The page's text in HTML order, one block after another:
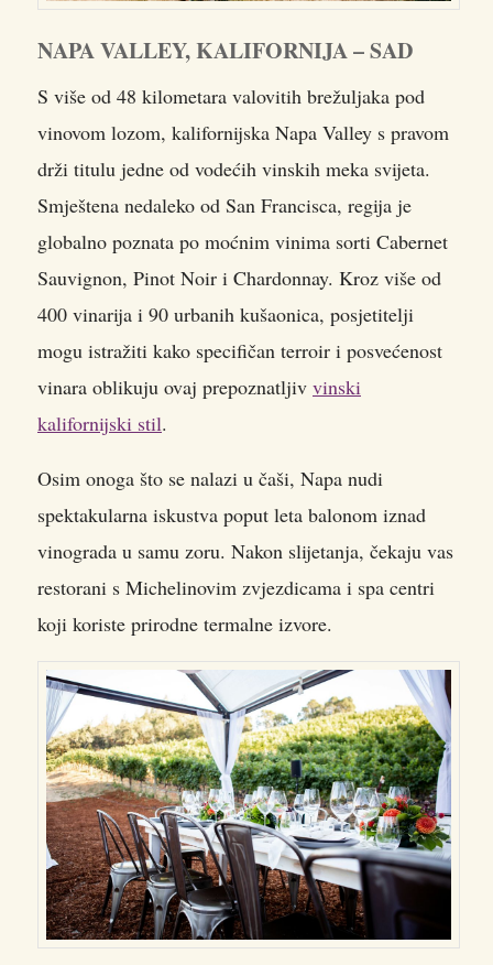
NAPA VALLEY, KALIFORNIJA – SAD
S više od 48 kilometara valovitih brežuljaka pod
vinovom lozom, kalifornijska Napa Valley s pravom
drži titulu jedne od vodećih vinskih meka svijeta.
Smještena nedaleko od San Francisca, regija je
globalno poznata po moćnim vinima sorti Cabernet
Sauvignon, Pinot Noir i Chardonnay. Kroz više od
400 vinarija i 90 urbanih kušaonica, posjetitelji
mogu istražiti kako specifičan terroir i posvećenost
vinara oblikuju ovaj prepoznatljiv vinski
kalifornijski stil.
Osim onoga što se nalazi u čaši, Napa nudi
spektakularna iskustva poput leta balonom iznad
vinograda u samu zoru. Nakon slijetanja, čekaju vas
restorani s Michelinovim zvjezdicama i spa centri
koji koriste prirodne termalne izvore.